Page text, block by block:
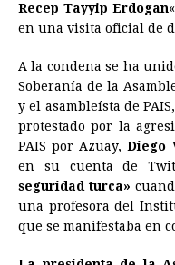
k
e
p
Recep Tayyip Erdogan
en una visita oficial de
A la condena se ha
Soberanía de la
y el asambleísta de
protestado por la
PAIS por Azuay,Diego
en su cuenta de
seguridad turca»
una profesora del
que se manifestaba en